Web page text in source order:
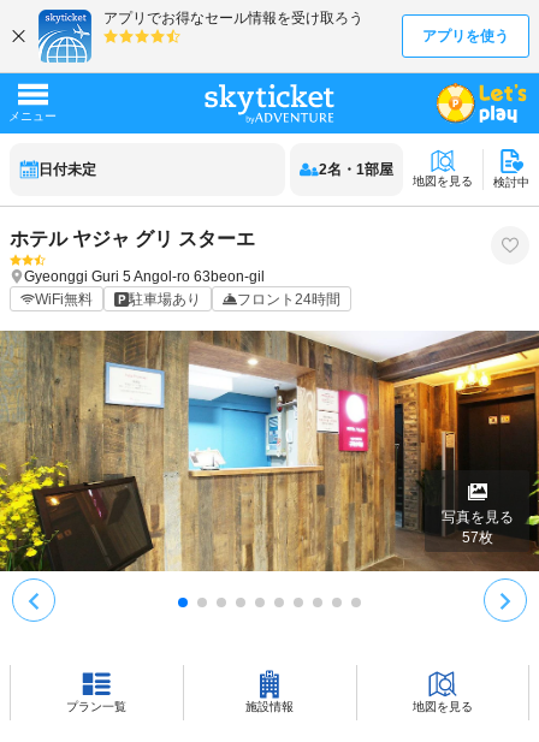
日付未定 2名 ・ 1部屋
地図を見る 検討中
ホテル ヤジャ グリ スターエ
Gyeonggi Guri 5 Angol-ro 63beon-gil
WiFi無料
駐車場あり フロント24時間
写真を見る
57枚
プラン一覧 施設情報 地図を見る